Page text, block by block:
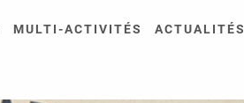
MULTI-ACTIVITÉS ACTUALITÉS